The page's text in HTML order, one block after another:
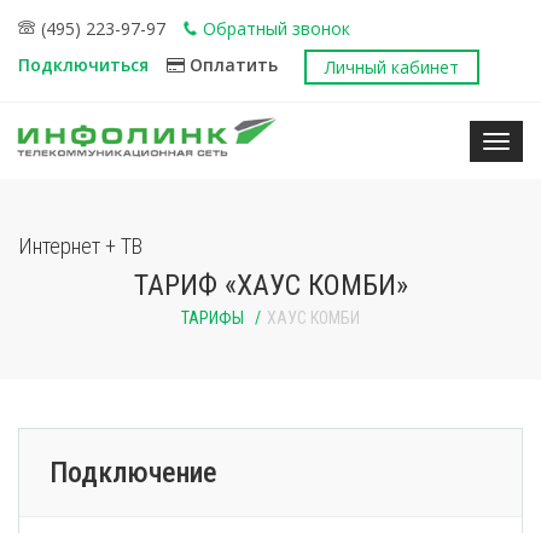
(495) 223-97-97
Обратный звонок
Подключиться
Оплатить Личный кабинет
Интернет + ТВ
ТАРИФ «ХАУС КОМБИ»
ТАРИФЫ ХАУС КОМБИ
Подключение